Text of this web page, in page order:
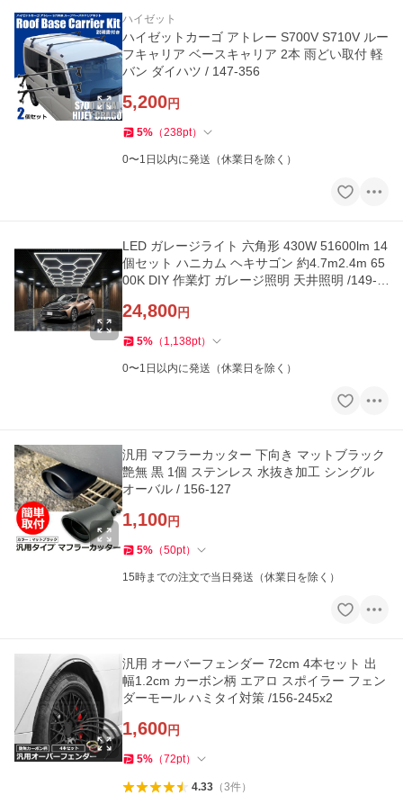
ハイゼット
ハイゼットカーゴ アトレー S700V S710V ルー
フキャリア ベースキャリア 2本 雨どい取付 軽
バン ダイハツ / 147-356
5,200円
5% （238pt）
0〜1日以内に発送（休業日を除く）
LED ガレージライト 六角形 430W 51600lm 14
個セット ハニカム ヘキサゴン 約4.7m2.4m 65
00K DIY 作業灯 ガレージ照明 天井照明 /149-1
24,800円
5% （ 1,138pt）
0〜1日以内に発送（休業日を除く）
汎用 マフラーカッター 下向き マットブラック
艶無 黒 1個 ステンレス 水抜き加工 シングル
オーバル / 156-127
1,100円
5% （50pt）
15時までの注文で当日発送（休業日を除く）
汎用 オーバーフェンダー 72cm 4本セット 出
幅1.2cm カーボン柄 エアロ スポイラー フェン
ダーモール ハミタイ対策 /156-245x2
1,600円
5% （72pt）
4.33（3件）